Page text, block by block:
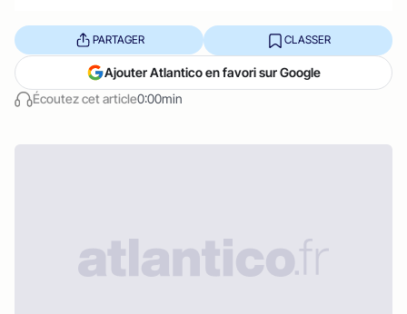
Écoutez cet article0:00min
PARTAGER CLASSER
Ajouter Atlantico en favori sur Google